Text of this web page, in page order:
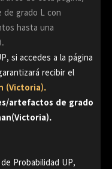
de grado L con
hasta una
si accedes a la página
recibir el
(Victoria).
artefactos de grado
Probabilidad UP,